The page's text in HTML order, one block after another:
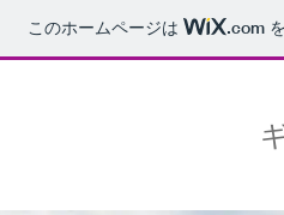
このホームページは .com